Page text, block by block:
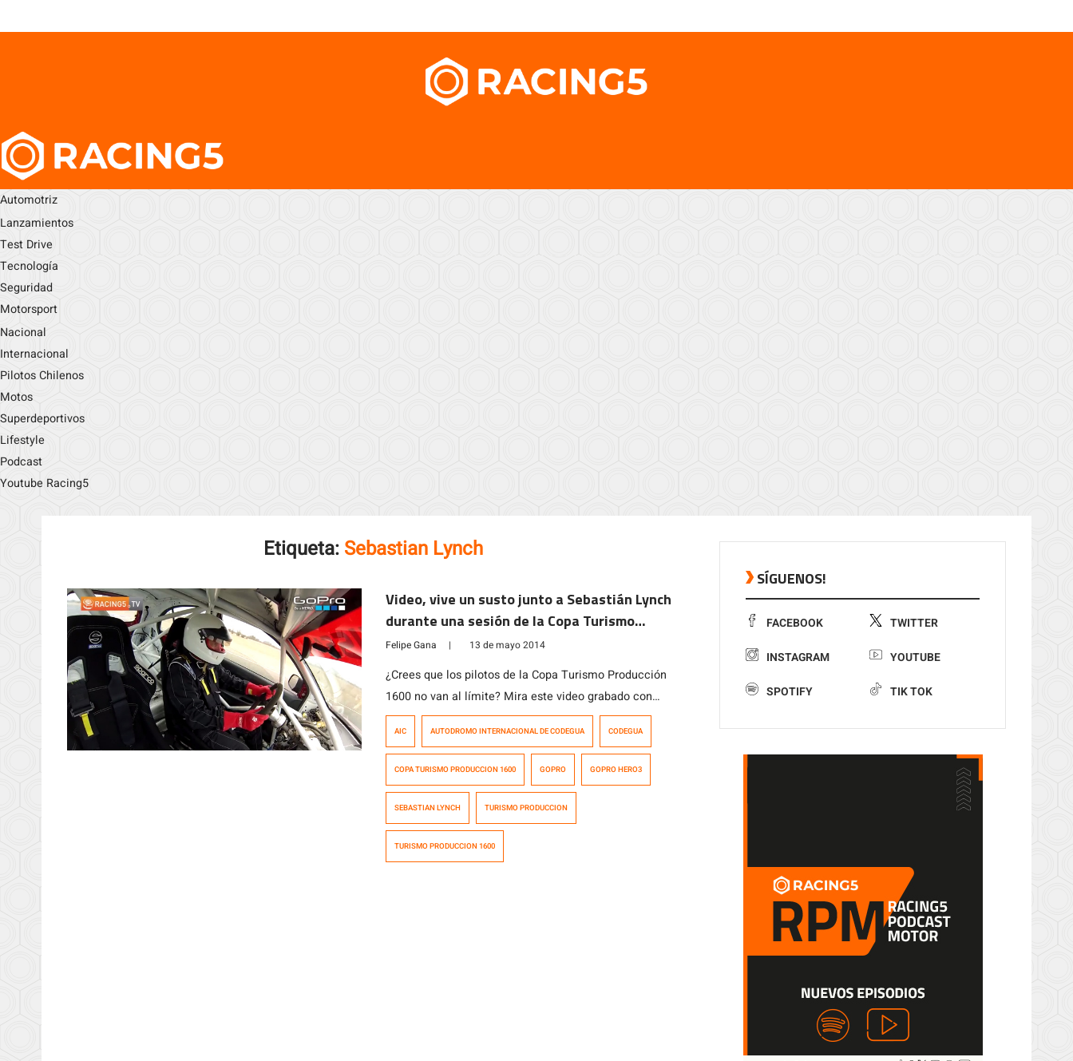
Automotriz
Lanzamientos
Test Drive
Tecnología
Seguridad
Motorsport
Nacional
Internacional
Pilotos Chilenos
Motos
Superdeportivos
Lifestyle
Podcast
Youtube Racing5
Etiqueta: Sebastian Lynch
Video, vive un susto junto a Sebastián Lynch
durante una sesión de la Copa Turismo
Producción 1600 en Codegua
Felipe Gana | 13 de mayo 2014
¿Crees que los pilotos de la Copa Turismo Producción
1600 no van al límite? Mira este video grabado con
GoPro Hero3 Silver en la segunda fecha de la Copa
Nissan March y en el instante 2:15, estuvo a punto […]
AIC AUTODROMO INTERNACIONAL DE CODEGUA CODEGUA
COPA TURISMO PRODUCCION 1600 GOPRO GOPRO HERO3
SEBASTIAN LYNCH TURISMO PRODUCCION
TURISMO PRODUCCION 1600
SÍGUENOS!
FACEBOOK TWITTER
INSTAGRAM YOUTUBE
SPOTIFY TIK TOK